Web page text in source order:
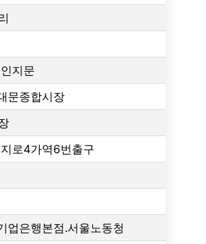
지문
문종합시장
로4가역6번출구
업은행본점.서울노동청